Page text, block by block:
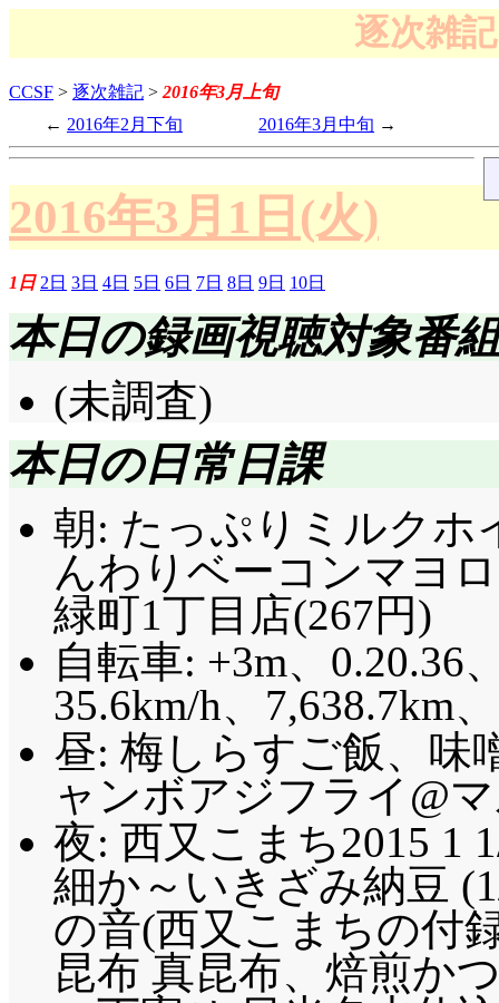
逐次雑
CCSF > 逐次雑記 >2016年3月上旬
2016年2月下旬
2016年3月中旬
2016年3月1日(火)
1日 2日 3日 4日 5日 6日 7日 8日 9日 10日
本日の録画視聴対象番組
(未調査)
本日の日常日課
朝: たっぷりミルクホ
んわりベーコンマヨ
緑町1丁目店(267円)
自転車: +3m、0.20.36
35.6km/h、7,638.7km
昼: 梅しらすご飯、味
ャンボアジフライ@
夜: 西又こまち2015 1
細か～いきざみ納豆
の音(西又こまちの付
昆布 真昆布、焙煎か